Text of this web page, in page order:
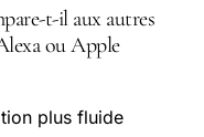
t-il aux autres
ou Apple
plus fluide